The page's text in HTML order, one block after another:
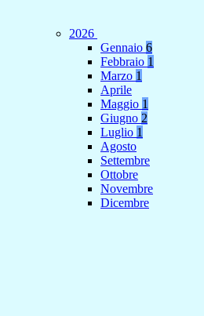
2026
Gennaio 6
Febbraio 1
Marzo 1
Aprile
Maggio 1
Giugno 2
Luglio 1
Agosto
Settembre
Ottobre
Novembre
Dicembre